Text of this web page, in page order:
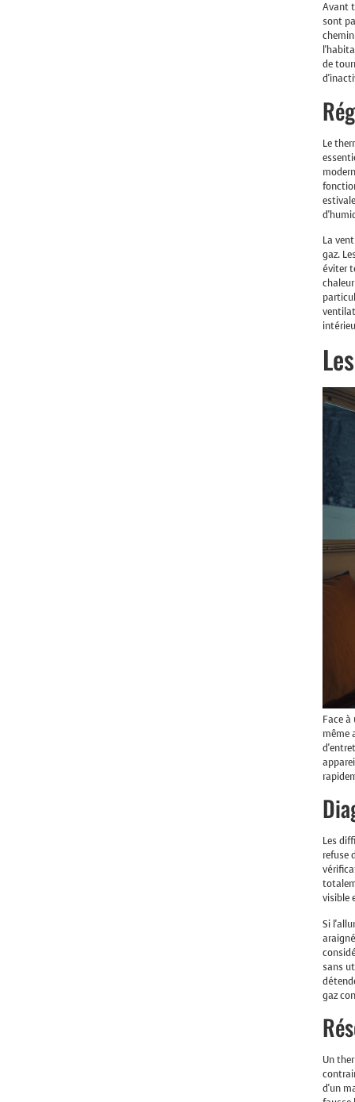
Avant
sont
de
Le
La
gaz.
éviter
Face
même
Les
refuse
visible
Si
sans
gaz
Un
d'un